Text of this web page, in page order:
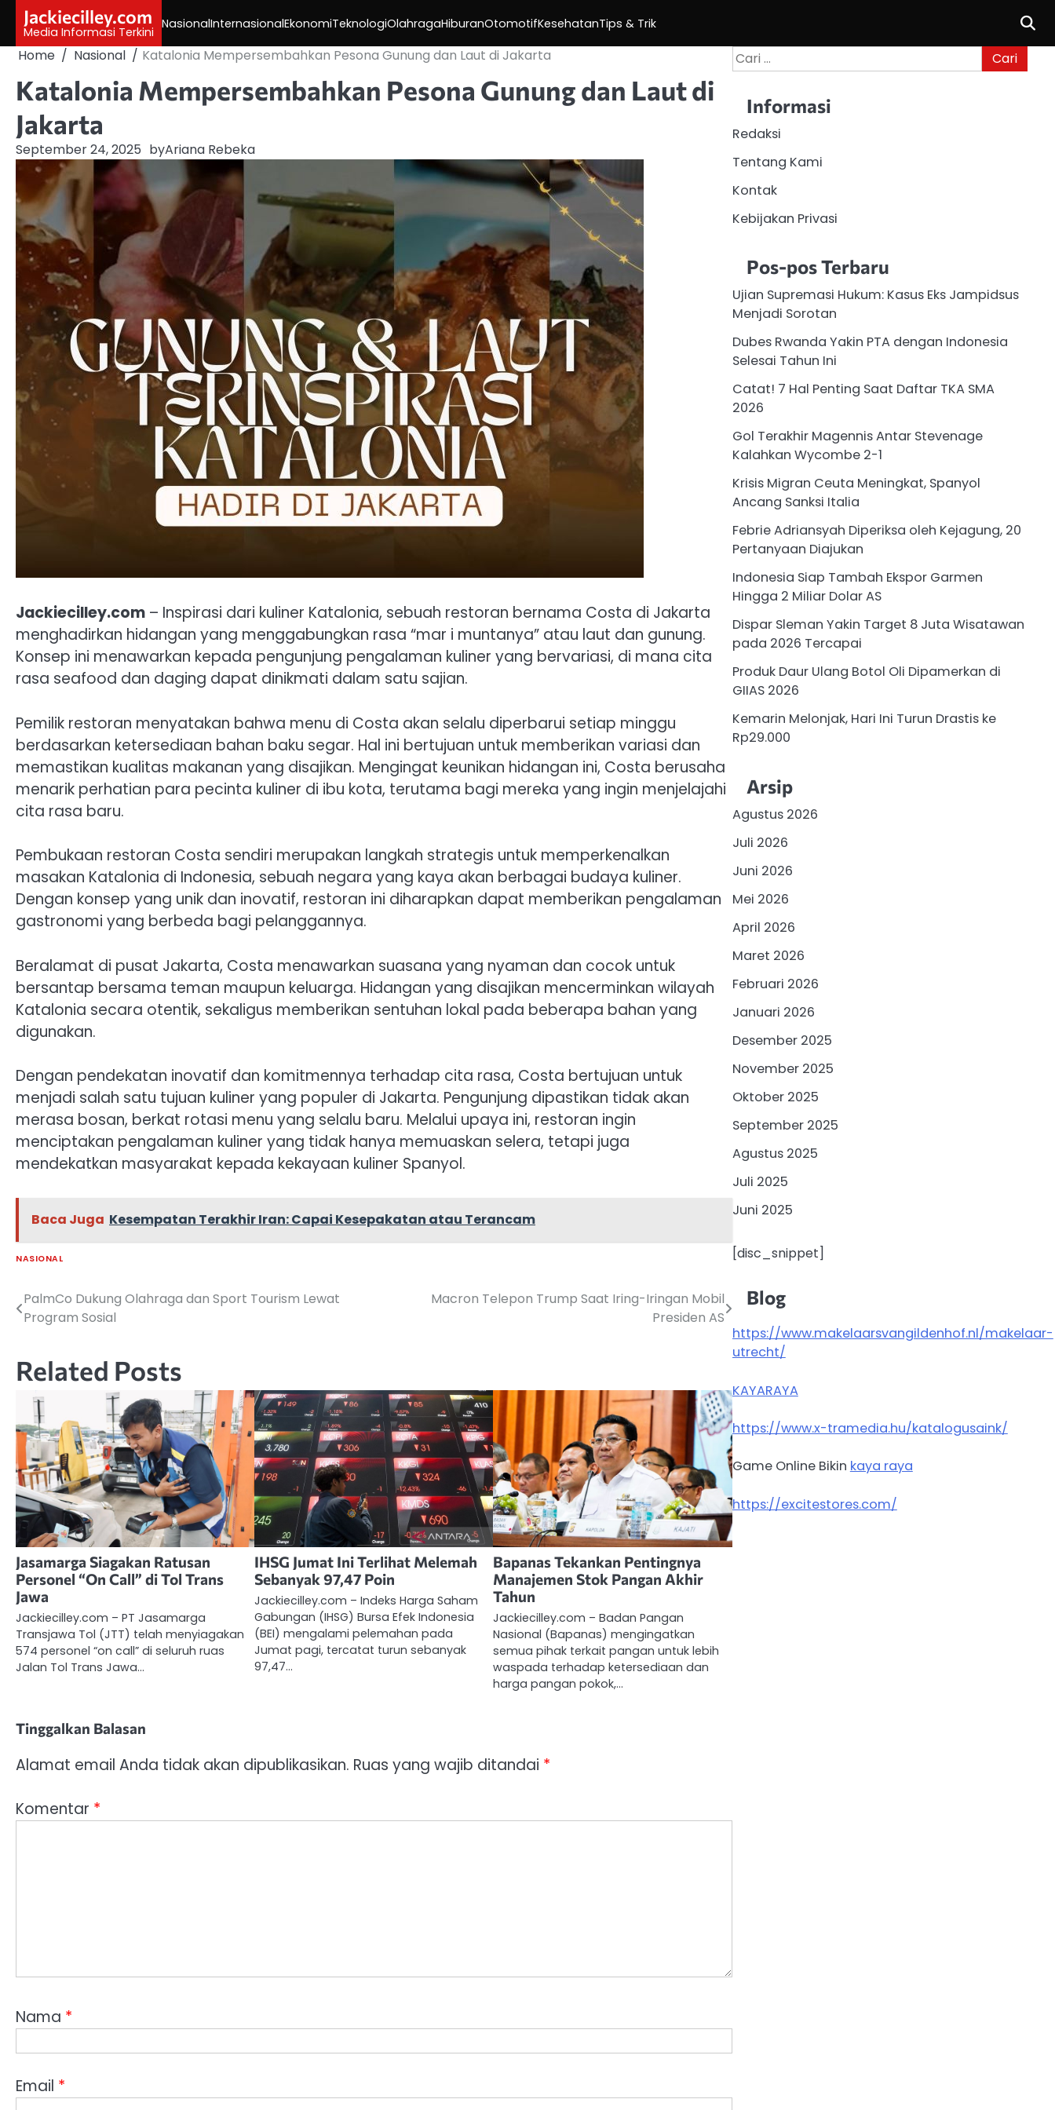
content
Jackiecilley.com
Media Informasi Terkini
NasionalInternasionalEkonomiTeknologiOlahragaHiburanOtomotifKesehatanTips & Trik
Home Nasional Katalonia Mempersembahkan Pesona Gunung dan Laut di Jakarta
Katalonia Mempersembahkan Pesona Gunung dan Laut di
Jakarta
September 24, 2025 byAriana Rebeka
Jackiecilley.com – Inspirasi dari kuliner Katalonia, sebuah restoran bernama Costa di Jakarta
menghadirkan hidangan yang menggabungkan rasa “mar i muntanya” atau laut dan gunung.
Konsep ini menawarkan kepada pengunjung pengalaman kuliner yang bervariasi, di mana cita
rasa seafood dan daging dapat dinikmati dalam satu sajian.
Pemilik restoran menyatakan bahwa menu di Costa akan selalu diperbarui setiap minggu
berdasarkan ketersediaan bahan baku segar. Hal ini bertujuan untuk memberikan variasi dan
memastikan kualitas makanan yang disajikan. Mengingat keunikan hidangan ini, Costa berusaha
menarik perhatian para pecinta kuliner di ibu kota, terutama bagi mereka yang ingin menjelajahi
cita rasa baru.
Pembukaan restoran Costa sendiri merupakan langkah strategis untuk memperkenalkan
masakan Katalonia di Indonesia, sebuah negara yang kaya akan berbagai budaya kuliner.
Dengan konsep yang unik dan inovatif, restoran ini diharapkan dapat memberikan pengalaman
gastronomi yang berbeda bagi pelanggannya.
Beralamat di pusat Jakarta, Costa menawarkan suasana yang nyaman dan cocok untuk
bersantap bersama teman maupun keluarga. Hidangan yang disajikan mencerminkan wilayah
Katalonia secara otentik, sekaligus memberikan sentuhan lokal pada beberapa bahan yang
digunakan.
Dengan pendekatan inovatif dan komitmennya terhadap cita rasa, Costa bertujuan untuk
menjadi salah satu tujuan kuliner yang populer di Jakarta. Pengunjung dipastikan tidak akan
merasa bosan, berkat rotasi menu yang selalu baru. Melalui upaya ini, restoran ingin
menciptakan pengalaman kuliner yang tidak hanya memuaskan selera, tetapi juga
mendekatkan masyarakat kepada kekayaan kuliner Spanyol.
Baca Juga Kesempatan Terakhir Iran: Capai Kesepakatan atau Terancam
NASIONAL
Navigasi
PalmCo Dukung Olahraga dan Sport Tourism Lewat
Program Sosial
Macron Telepon Trump Saat Iring-Iringan Mobil
Presiden AS
Related Posts
Jasamarga Siagakan Ratusan
Personel “On Call” di Tol Trans
Jawa
Jackiecilley.com – PT Jasamarga
Transjawa Tol (JTT) telah menyiagakan
574 personel “on call” di seluruh ruas
Jalan Tol Trans Jawa…
IHSG Jumat Ini Terlihat Melemah
Sebanyak 97,47 Poin
Jackiecilley.com – Indeks Harga Saham
Gabungan (IHSG) Bursa Efek Indonesia
(BEI) mengalami pelemahan pada
Jumat pagi, tercatat turun sebanyak
97,47…
Bapanas Tekankan Pentingnya
Manajemen Stok Pangan Akhir
Tahun
Jackiecilley.com – Badan Pangan
Nasional (Bapanas) mengingatkan
semua pihak terkait pangan untuk lebih
waspada terhadap ketersediaan dan
harga pangan pokok,…
Tinggalkan Balasan
Alamat email Anda tidak akan dipublikasikan. Ruas yang wajib ditandai *
Komentar *
Nama *
Email *
Cari
untuk:
Informasi
Redaksi
Tentang Kami
Kontak
Kebijakan Privasi
Pos-pos Terbaru
Ujian Supremasi Hukum: Kasus Eks Jampidsus
Menjadi Sorotan
Dubes Rwanda Yakin PTA dengan Indonesia
Selesai Tahun Ini
Catat! 7 Hal Penting Saat Daftar TKA SMA
2026
Gol Terakhir Magennis Antar Stevenage
Kalahkan Wycombe 2-1
Krisis Migran Ceuta Meningkat, Spanyol
Ancang Sanksi Italia
Febrie Adriansyah Diperiksa oleh Kejagung, 20
Pertanyaan Diajukan
Indonesia Siap Tambah Ekspor Garmen
Hingga 2 Miliar Dolar AS
Dispar Sleman Yakin Target 8 Juta Wisatawan
pada 2026 Tercapai
Produk Daur Ulang Botol Oli Dipamerkan di
GIIAS 2026
Kemarin Melonjak, Hari Ini Turun Drastis ke
Rp29.000
Arsip
Agustus 2026
Juli 2026
Juni 2026
Mei 2026
April 2026
Maret 2026
Februari 2026
Januari 2026
Desember 2025
November 2025
Oktober 2025
September 2025
Agustus 2025
Juli 2025
Juni 2025
[disc_snippet]
Blog
https://www.makelaarsvangildenhof.nl/makelaar-
utrecht/
KAYARAYA
https://www.x-tramedia.hu/katalogusaink/
Game Online Bikin kaya raya
https://excitestores.com/